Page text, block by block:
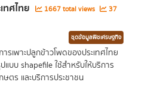
ศไทย 1667 total views
37
ชุดข้อมูลพืชเศรษฐกิจ
เพาะปลูกข้าวโพดของประเทศไทย
แบบ shapefile ใช้สำหรับให้บริการ
ตร และบริการประชาชน